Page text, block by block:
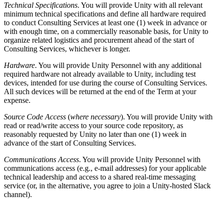
Technical Specifications. You will provide Unity with all relevant
minimum technical specifications and define all hardware required
to conduct Consulting Services at least one (1) week in advance or
with enough time, on a commercially reasonable basis, for Unity to
organize related logistics and procurement ahead of the start of
Consulting Services, whichever is longer.
Hardware. You will provide Unity Personnel with any additional
required hardware not already available to Unity, including test
devices, intended for use during the course of Consulting Services.
All such devices will be returned at the end of the Term at your
expense.
Source Code Access (where necessary). You will provide Unity with
read or read/write access to your source code repository, as
reasonably requested by Unity no later than one (1) week in
advance of the start of Consulting Services.
Communications Access. You will provide Unity Personnel with
communications access (e.g., e-mail addresses) for your applicable
technical leadership and access to a shared real-time messaging
service (or, in the alternative, you agree to join a Unity-hosted Slack
channel).